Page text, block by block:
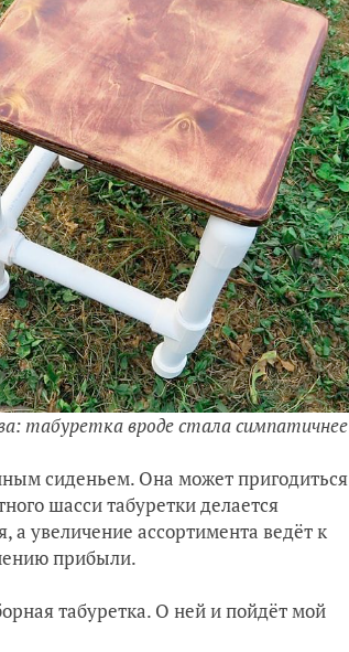
табуретка вроде стала симпатичнее
сиденьем. Она может пригодиться
шасси табуретки делается
а увеличение ассортимента ведёт к
прибыли.
табуретка. О ней и пойдёт мой